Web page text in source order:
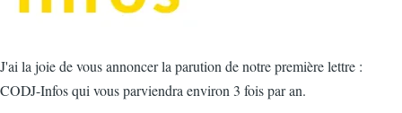
J'ai la joie de vous annoncer la parution de notre première lettre :
CODJ-Infos qui vous parviendra environ 3 fois par an.